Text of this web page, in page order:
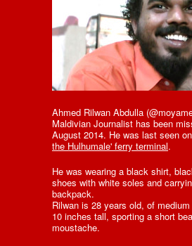
Ahmed Rilwan Abdulla
Maldivian Journalist has been
August 2014. He was last seen on
the Hulhumale' ferry terminal.
He was wearing a black shirt,
shoes with white soles and
backpack.
Rilwan is 28 years old, of
10 inches tall, sporting a short
moustache.